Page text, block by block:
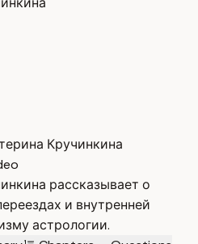
Кручинкина
рассказывает о
и внутренней
астрологии.